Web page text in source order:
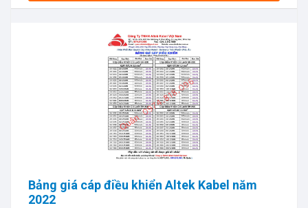
Bảng giá cáp điều khiển Altek Kabel năm
2022